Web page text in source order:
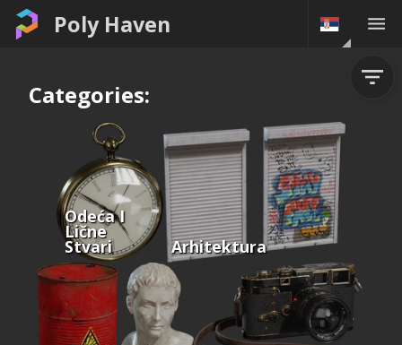
Poly Haven
Categories:
Odeća I
Lične
Stvari Arhitektura